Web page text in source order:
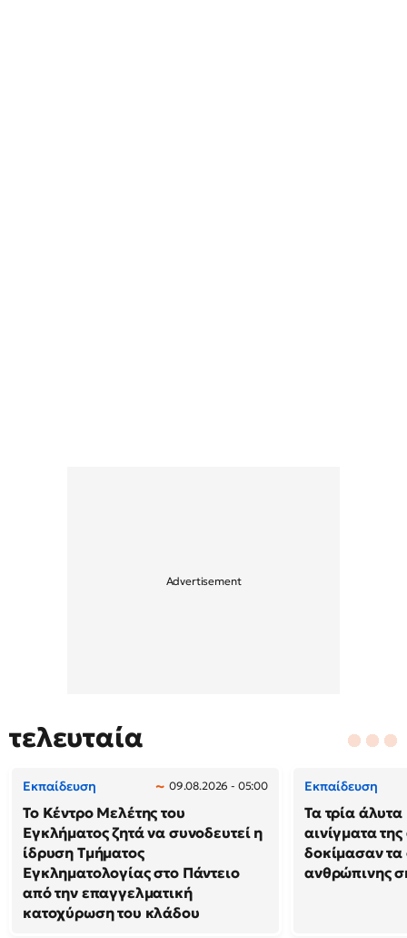
τελευταία
Εκπαίδευση 09.08.2026 - 05:00
Το Κέντρο Μελέτης του
Εγκλήματος ζητά να συνοδευτεί η
ίδρυση Τμήματος
Εγκληματολογίας στο Πάντειο
από την επαγγελματική
κατοχύρωση του κλάδου
Εκπαίδευση
Τα τρία
αινίγματα
δοκίμασαν τα
ανθρώπινης